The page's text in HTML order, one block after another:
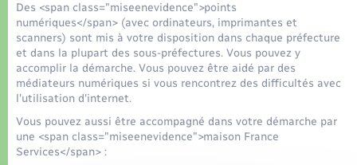
Des <span class="miseenevidence">points
numériques</span> (avec ordinateurs, imprimantes et
scanners) sont mis à votre disposition dans chaque préfecture
et dans la plupart des sous-préfectures. Vous pouvez y
accomplir la démarche. Vous pouvez être aidé par des
médiateurs numériques si vous rencontrez des difficultés avec
l'utilisation d'internet.
Vous pouvez aussi être accompagné dans votre démarche par
une <span class="miseenevidence">maison France
Services</span> :